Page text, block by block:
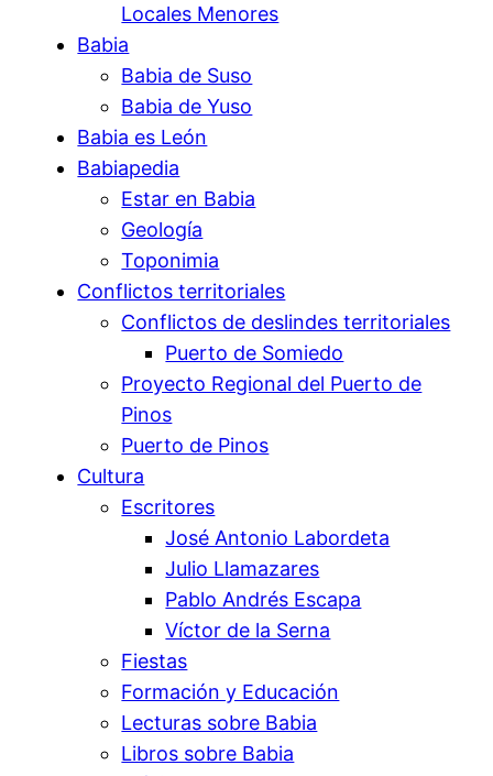
Locales Menores
Babia
Babia de Suso
Babia de Yuso
Babia es León
Babiapedia
Estar en Babia
Geología
Toponimia
Conflictos territoriales
Conflictos de deslindes territoriales
Puerto de Somiedo
Proyecto Regional del Puerto de
Pinos
Puerto de Pinos
Cultura
Escritores
José Antonio Labordeta
Julio Llamazares
Pablo Andrés Escapa
Víctor de la Serna
Fiestas
Formación y Educación
Lecturas sobre Babia
Libros sobre Babia